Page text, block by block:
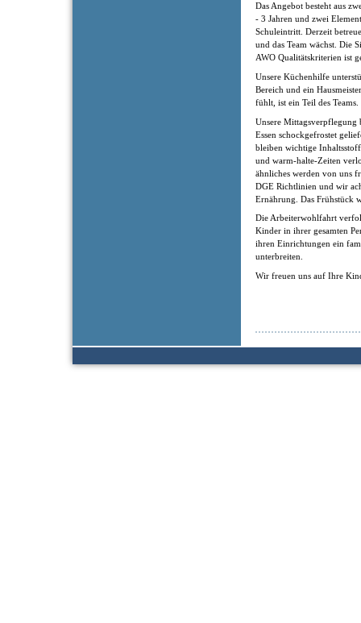
Das Angebot besteht aus
- 3 Jahren und zwei
Schuleintritt. Derzeit
und das Team wächst. Die
AWO Qualitätskriterien ist
Unsere Küchenhilfe
Bereich und ein
fühlt, ist ein Teil des Teams.
Unsere
Essen schockgefrostet
bleiben wichtige
und warm-halte-Zeiten
ähnliches werden von uns
DGE Richtlinien und wir
Ernährung. Das Frühstück
Die Arbeiterwohlfahrt
Kinder in ihrer gesamten
ihren Einrichtungen ein
unterbreiten.
Wir freuen uns auf Ihre